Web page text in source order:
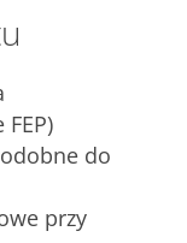
do
przy